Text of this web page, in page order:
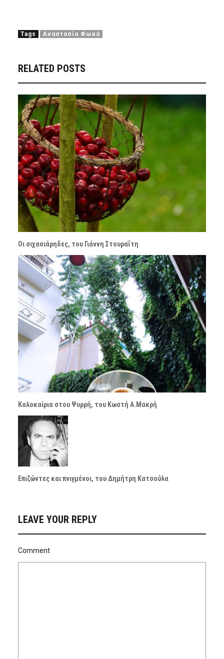
Tags Αναστασία Φωκά
RELATED POSTS
Οι σιχασιάρηδες, του Γιάννη Στουραΐτη
Καλοκαίρια στου Ψυρρή, του Κωστή Α.Μακρή
Επιζώντες και πνιγμένοι, του Δημήτρη Κατσούλα
LEAVE YOUR REPLY
Comment